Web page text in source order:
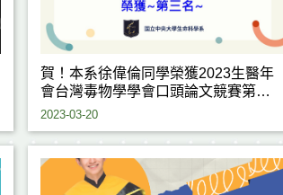
賀！本系徐偉倫同學榮獲2023生醫年
會台灣毒物學學會口頭論文競賽第三
名
2023-03-20